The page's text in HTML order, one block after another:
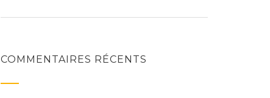
COMMENTAIRES RÉCENTS